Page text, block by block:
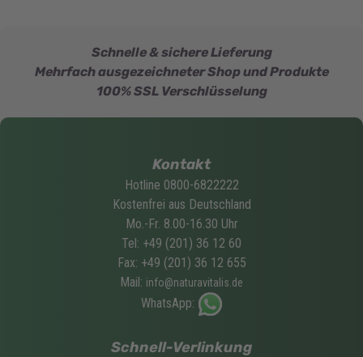
Schnelle & sichere Lieferung
Mehrfach ausgezeichneter Shop und Produkte
100% SSL Verschlüsselung
Kontakt
Hotline 0800-6822222
Kostenfrei aus Deutschland
Mo.-Fr. 8.00-16.30 Uhr
Tel: +49 (201) 36 12 60
Fax: +49 (201) 36 12 655
Mail: info@naturavitalis.de
WhatsApp:
Schnell-Verlinkung